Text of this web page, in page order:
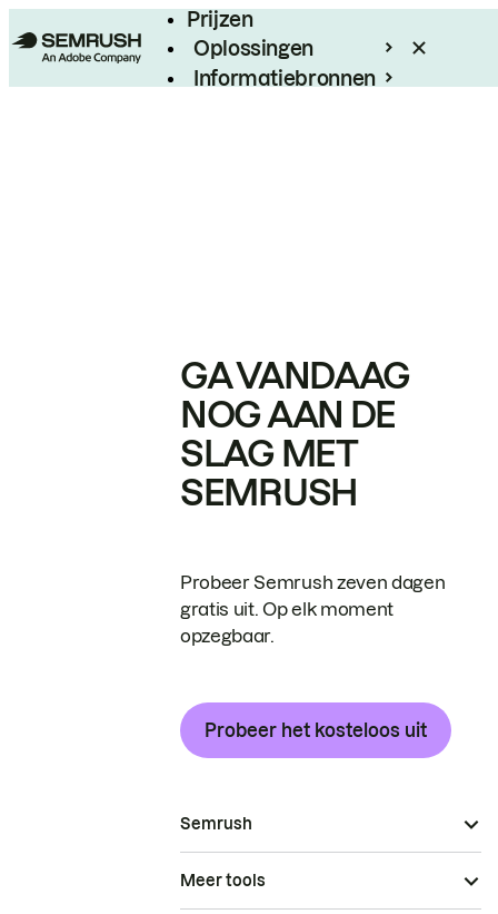
Prijzen
Oplossingen
Informatiebronnen
GA VANDAAG
NOG AAN DE
SLAG MET
SEMRUSH
Probeer Semrush zeven dagen
gratis uit. Op elk moment
opzegbaar.
Probeer het kosteloos uit
Semrush
Meer tools